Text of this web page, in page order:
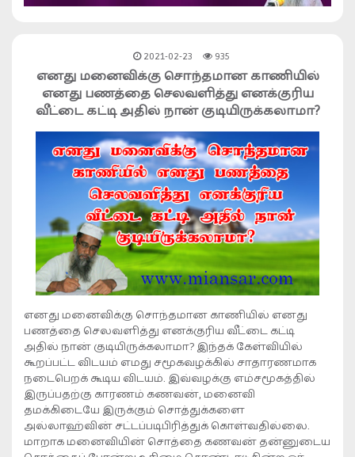
2021-02-23 935
எனது மனைவிக்கு சொந்தமான காணியில்
எனது பணத்தை செலவளித்து எனக்குரிய
வீட்டை கட்டி அதில் நான் குடியிருக்கலாமா?
எனது மனைவிக்கு சொந்தமான காணியில் எனது
பணத்தை செலவளித்து எனக்குரிய வீட்டை கட்டி
அதில் நான் குடியிருக்கலாமா? இந்தக் கேள்வியில்
கூறப்பட்ட விடயம் எமது சமூகவழக்கில் சாதாரணமாக
நடைபெறக் கூடிய விடயம். இவ்வழக்கு எம்சமூகத்தில்
இருப்பதற்கு காரணம் கணவன், மனைவி
தமக்கிடையே இருக்கும் சொத்துக்களை
அல்லாஹ்வின் சட்டப்படிபிரித்துக் கொள்வதில்லை.
மாறாக மனைவியின் சொத்தை கணவன் தன்னுடைய